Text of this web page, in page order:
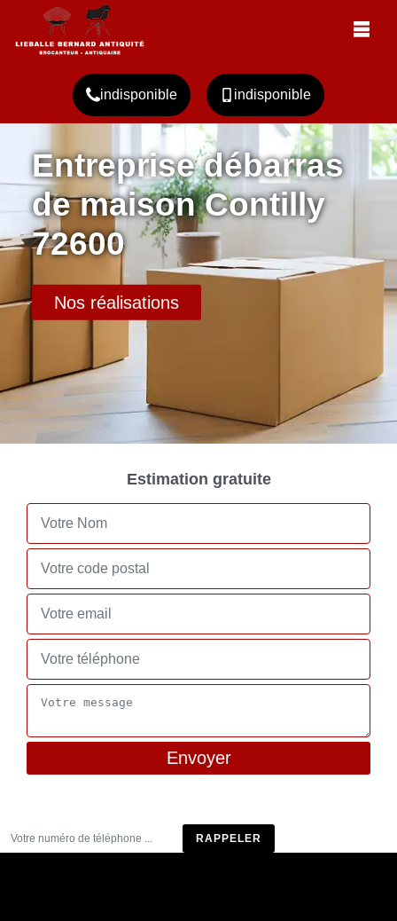
indisponible indisponible
Entreprise débarras
de maison Contilly
72600
Nos réalisations
Estimation gratuite